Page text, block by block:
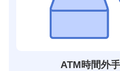
ATM時間外